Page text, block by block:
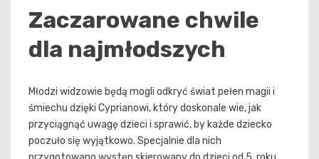
Zaczarowane chwile
dla najmłodszych
Młodzi widzowie będą mogli odkryć świat pełen magii i
śmiechu dzięki Cyprianowi, który doskonale wie, jak
przyciągnąć uwagę dzieci i sprawić, by każde dziecko
poczuło się wyjątkowo. Specjalnie dla nich